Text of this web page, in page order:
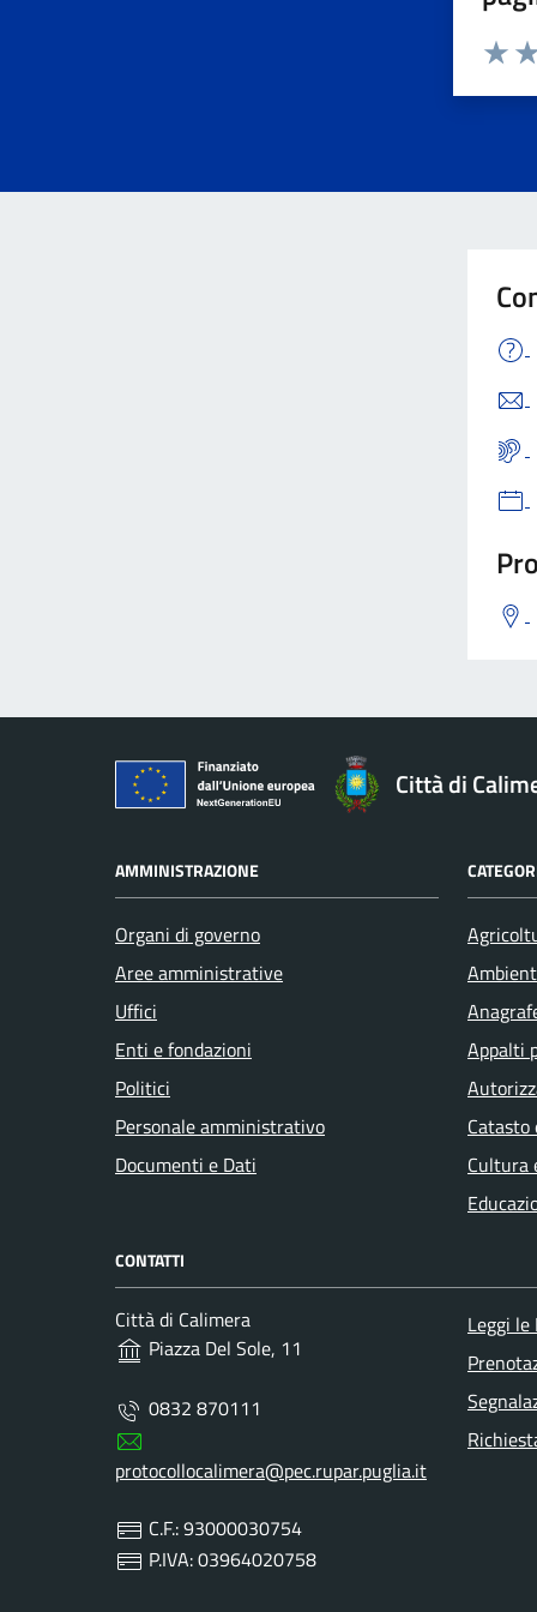
Città di
AMMINISTRAZIONE
Organi di governo
Aree amministrative
Uffici
Enti e fondazioni
Politici
Personale amministrativo
Documenti e Dati
Appalti
Cultura
CONTATTI
Città di Calimera
Piazza Del Sole, 11
0832 870111
protocollocalimera@pec.rupar.puglia.it
C.F.: 93000030754
P.IVA: 03964020758
Leggi le